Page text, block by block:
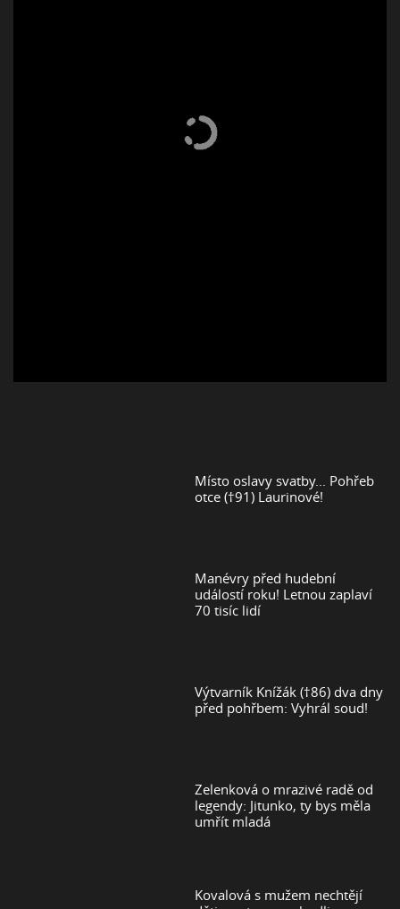
Místo oslavy svatby... Pohřeb
otce (†91) Laurinové!
Manévry před hudební
událostí roku! Letnou zaplaví
70 tisíc lidí
Výtvarník Knížák (†86) dva dny
před pohřbem: Vyhrál soud!
Zelenková o mrazivé radě od
legendy: Jitunko, ty bys měla
umřít mladá
Kovalová s mužem nechtějí